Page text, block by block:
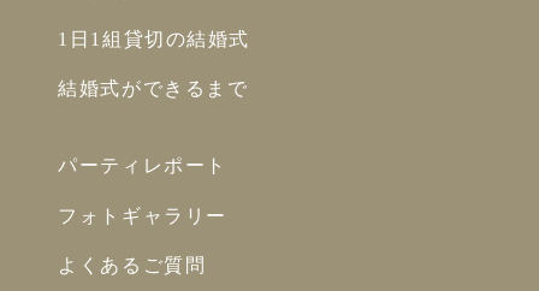
1日1組貸切の結婚式
結婚式ができるまで
パーティレポート
フォトギャラリー
よくあるご質問